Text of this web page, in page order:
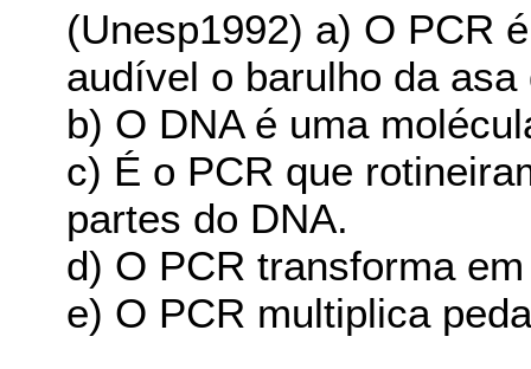
(Unesp1992) a) O PCR
audível o barulho da asa
b) O DNA é uma
c) É o PCR que
partes do DNA.
d) O PCR transforma
e) O PCR multiplica